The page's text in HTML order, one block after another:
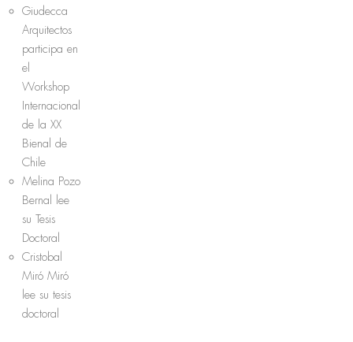
Giudecca
Arquitectos
participa en
el
Workshop
Internacional
de la XX
Bienal de
Chile
Melina Pozo
Bernal lee
su Tesis
Doctoral
Cristobal
Miró Miró
lee su tesis
doctoral